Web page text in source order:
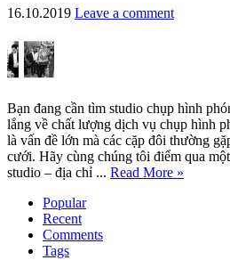
16.10.2019 Leave a comment
Bạn đang cần tìm studio chụp hình
lắng về chất lượng dịch vụ chụp hình
là vấn đề lớn mà các cặp đôi thường
cưới. Hãy cùng chúng tôi điểm qua
studio – địa chỉ ... Read More »
Popular
Recent
Comments
Tags